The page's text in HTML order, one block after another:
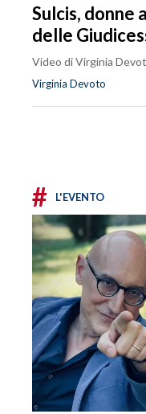
Sulcis, donne
delle
Video di Virginia
Virginia Devoto
# L'EVENTO